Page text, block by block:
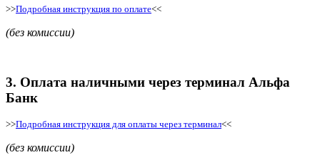
>>Подробная инструкция по оплате<<
(без комиссии)
3. Оплата наличными через терминал Альфа
Банк
>>Подробная инструкция для оплаты через терминал<<
(без комиссии)